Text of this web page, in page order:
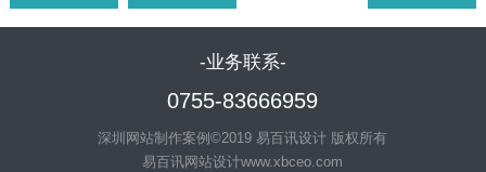
-业务联系-
0755-83666959
深圳网站制作案例©2019 易百讯设计 版权所有
易百讯网站设计www.xbceo.com